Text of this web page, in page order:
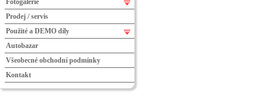
Fotogalerie
Prodej / servis
Použité a DEMO díly
Autobazar
Všeobecné obchodní podmínky
Kontakt